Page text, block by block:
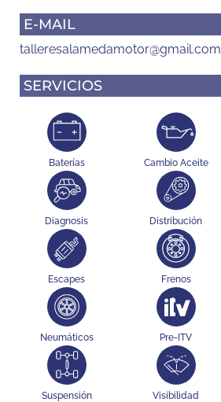
E-MAIL
talleresalamedamotor@gmail.com
SERVICIOS
Baterías Cambio Aceite
Diagnosis Distribución
Escapes Frenos
Neumáticos Pre-ITV
Suspensión Visibilidad